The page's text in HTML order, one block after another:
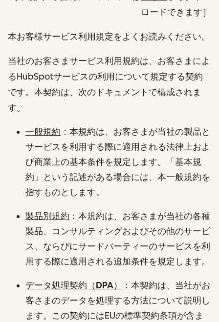
ロードできます］
本お客様サービス利用規定をよくお読みください。
当社のお客さまサービス利用規約は、お客さまによ
るHubSpotサービスの利用について規定する契約
です。本契約は、次のドキュメントで構成されま
す。
一般規約 ：本規約は、お客さまが当社の製品と
サービスを利用する際に適用される法律上およ
び商業上の基本条件を規定します。「基本規
約」という記述がある場合には、本一般規約を
指すものとします。
製品別規約 ：本規約は、お客さまが当社の各種
製品、コンサルティングおよびその他のサービ
ス、ならびにサードパーティーのサービスを利
用する際に適用される追加条件を規定します。
データ処理契約（DPA）
：本契約は、当社がお
客さまのデータを処理する方法について説明し
ます。この契約にはEUの標準契約条項が含ま